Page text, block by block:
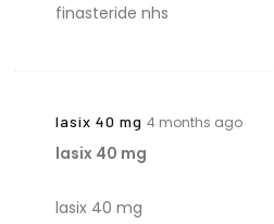
finasteride nhs
lasix 40 mg 4 months ago
lasix 40 mg
lasix 40 mg